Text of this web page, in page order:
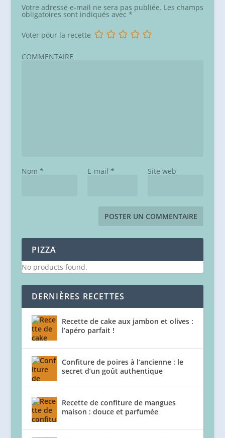
Votre adresse e-mail ne sera pas publiée. Les champs
obligatoires sont indiqués avec *
Voter pour la recette
COMMENTAIRE
Nom * E-mail * Site web
PIZZA
No products found.
DERNIÈRES RECETTES
Recette de cake aux jambon et olives :
l’apéro parfait !
Confiture de poires à l’ancienne : le
secret d’un goût authentique
Recette de confiture de mangues
maison : douce et parfumée